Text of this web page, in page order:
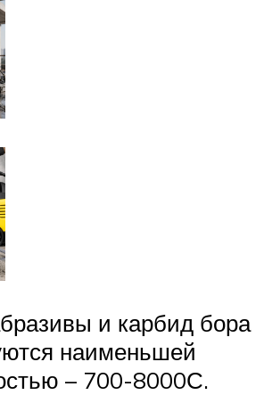
и карбид бора
наименьшей
– 700-8000С.